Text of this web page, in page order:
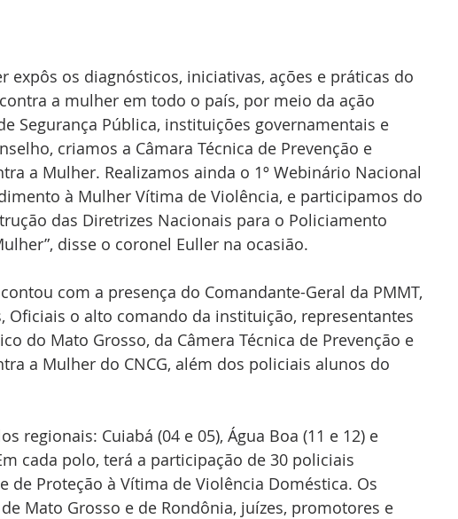
expôs os diagnósticos, iniciativas, ações e práticas do
a mulher em todo o país, por meio da ação
Segurança Pública, instituições governamentais e
criamos a Câmara Técnica de Prevenção e
a Mulher. Realizamos ainda o 1º Webinário Nacional
à Mulher Vítima de Violência, e participamos do
das Diretrizes Nacionais para o Policiamento
disse o coronel Euller na ocasião.
com a presença do Comandante-Geral da PMMT,
Oficiais o alto comando da instituição, representantes
do Mato Grosso, da Câmera Técnica de Prevenção e
a Mulher do CNCG, além dos policiais alunos do
regionais: Cuiabá (04 e 05), Água Boa (11 e 12) e
cada polo, terá a participação de 30 policiais
de Proteção à Vítima de Violência Doméstica. Os
Mato Grosso e de Rondônia, juízes, promotores e